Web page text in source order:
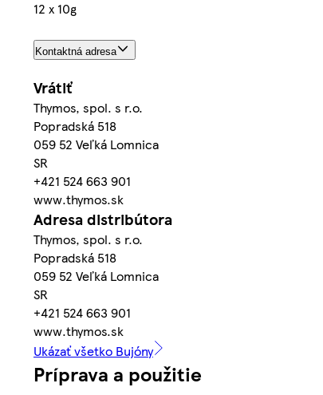
12 x 10g
Kontaktná adresa
Vrátiť
Thymos, spol. s r.o.
Popradská 518
059 52 Veľká Lomnica
SR
+421 524 663 901
www.thymos.sk
Adresa distribútora
Thymos, spol. s r.o.
Popradská 518
059 52 Veľká Lomnica
SR
+421 524 663 901
www.thymos.sk
Ukázať všetko Bujóny
Príprava a použitie